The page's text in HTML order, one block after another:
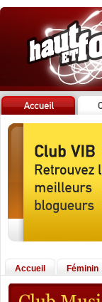
Accueil Féminin